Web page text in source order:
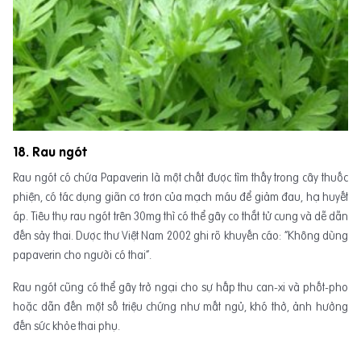
18. Rau ngót
Rau ngót có chứa Papaverin là một chất được tìm thấy trong cây thuốc
phiện, có tác dụng giãn cơ trơn của mạch máu để giảm đau, hạ huyết
áp. Tiêu thụ rau ngót trên 30mg thì có thể gây co thắt tử cung và dễ dẫn
đến sảy thai. Dược thư Việt Nam 2002 ghi rõ khuyến cáo: “Không dùng
papaverin cho người có thai”.
Rau ngót cũng có thể gây trở ngại cho sự hấp thu can-xi và phốt-pho
hoặc dẫn đến một số triệu chứng như mất ngủ, khó thở, ảnh hưởng
đến sức khỏe thai phụ.